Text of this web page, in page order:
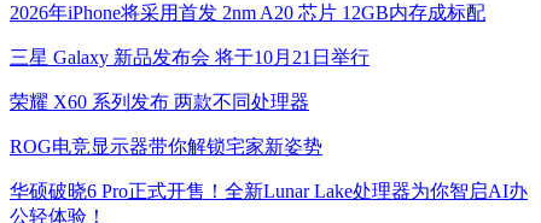
2026年iPhone将采用首发 2nm A20 芯片 12GB内存成标配
三星 Galaxy 新品发布会 将于10月21日举行
荣耀 X60 系列发布 两款不同处理器
ROG电竞显示器带你解锁宅家新姿势
华硕破晓6 Pro正式开售！全新Lunar Lake处理器为你智启AI办
公轻体验！